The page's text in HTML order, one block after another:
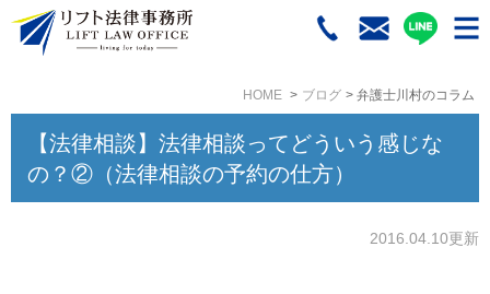
HOME ブログ 弁護士川村のコラム
【法律相談】法律相談ってどういう感じな
の？②（法律相談の予約の仕方）
2016.04.10更新